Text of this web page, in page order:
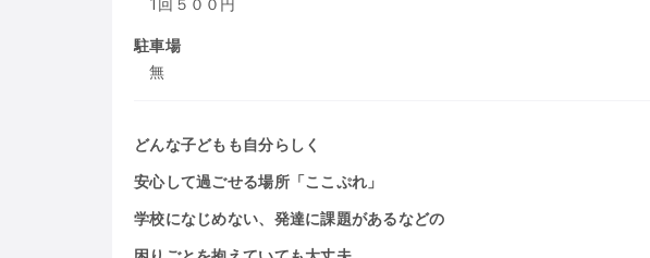
1回５００円
駐車場
無
どんな子どもも自分らしく
安心して過ごせる場所「ここぷれ」
学校になじめない、発達に課題があるなどの